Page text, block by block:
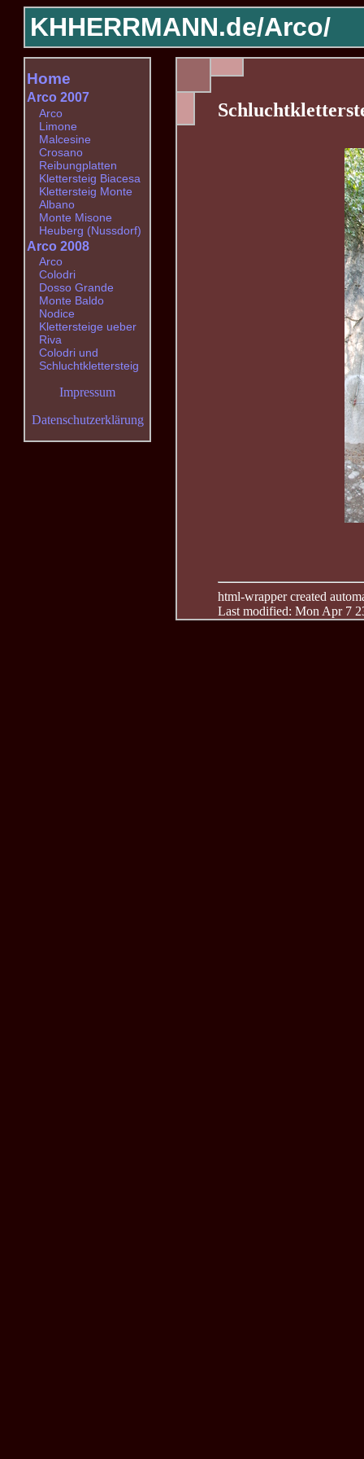
KHHERRMANN.de/Arco/
html-wrapper created
Last modified: Mon Apr 7
Home
Arco 2007
Arco
Limone
Malcesine
Crosano
Reibungplatten
Klettersteig Biacesa
Klettersteig Monte
Albano
Monte Misone
Heuberg (Nussdorf)
Arco 2008
Arco
Colodri
Dosso Grande
Monte Baldo
Nodice
Klettersteige ueber
Riva
Colodri und
Schluchtklettersteig
Impressum
Datenschutzerklärung